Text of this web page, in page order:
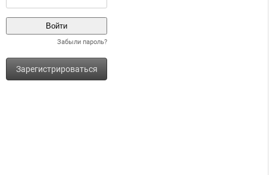
Забыли пароль?
Зарегистрироваться